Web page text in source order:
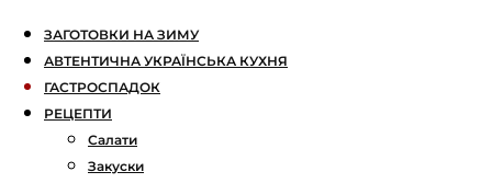
ЗАГОТОВКИ НА ЗИМУ
АВТЕНТИЧНА УКРАЇНСЬКА КУХНЯ
ГАСТРОСПАДОК
РЕЦЕПТИ
Салати
Закуски